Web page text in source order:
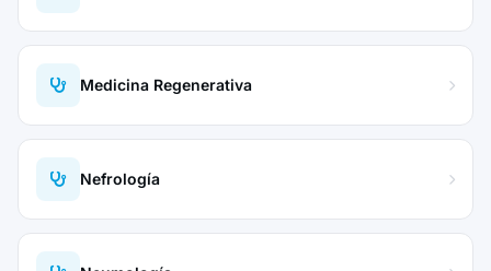
Medicina Regenerativa
Nefrología